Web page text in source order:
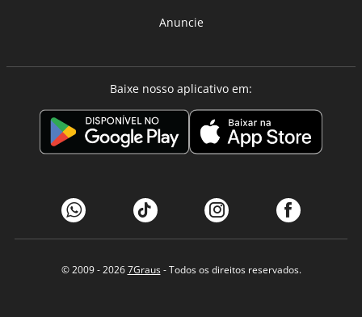
Anuncie
Baixe nosso aplicativo em:
© 2009 - 20267Graus- Todos os direitos reservados.